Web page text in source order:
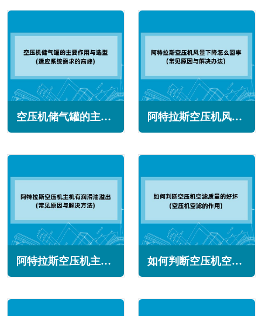
空压机储气罐的主要作用与选型(适应系统需求的高峰) 阿特拉斯空压机风量下降怎么回事(常见原因与解决办法)
阿特拉斯空压机主机有润滑油溢出怎么办(常见原因与解决方法) 如何判断空压机空滤质量的好坏(空压机空滤的作用)